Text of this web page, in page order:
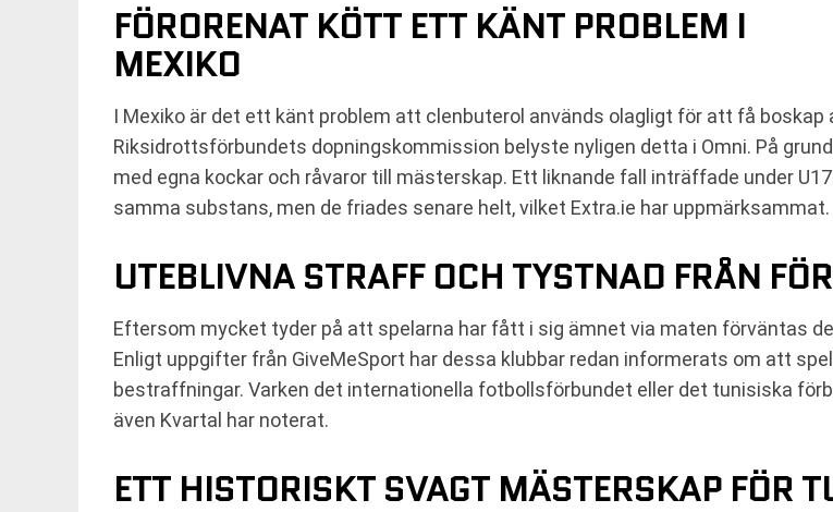
FÖRORENAT KÖTT ETT KÄNT PROBLEM I
MEXIKO
I Mexiko är det ett känt problem att clenbuterol används olagligt för att få boskap
Riksidrottsförbundets dopningskommission belyste nyligen detta i Omni. På
med egna kockar och råvaror till mästerskap. Ett liknande fall inträffade under
samma substans, men de friades senare helt, vilket Extra.ie har uppmärksammat.
UTEBLIVNA STRAFF OCH TYSTNAD FRÅN
Eftersom mycket tyder på att spelarna har fått i sig ämnet via maten förväntas
Enligt uppgifter från GiveMeSport har dessa klubbar redan informerats om att
bestraffningar. Varken det internationella fotbollsförbundet eller det tunisiska
även Kvartal har noterat.
ETT HISTORISKT SVAGT MÄSTERSKAP FÖR